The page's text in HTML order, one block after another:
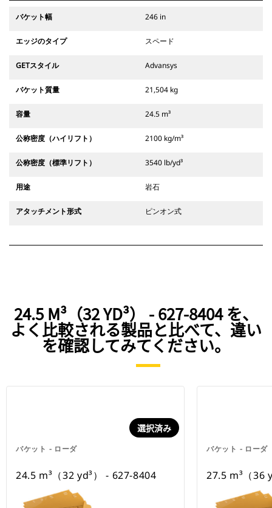
バケット幅 246 in
エッジのタイプ スペード
GETスタイル Advansys
バケット質量 21,504 kg
容量 24.5 m³
公称密度（ハイリフト） 2100 kg/m³
公称密度（標準リフト） 3540 lb/yd³
用途 岩石
アタッチメント形式 ピンオン式
24.5 M³（32 YD³） - 627-8404 を、
よく比較される製品と比べて、違い
を確認してみてください。
バケット - ローダ
選択済み
24.5 m³（32 yd³） - 627-8404
バケット - ローダ
27.5 m³（36